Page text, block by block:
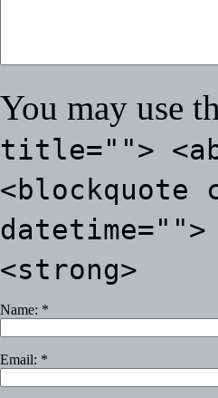
You may use
title="">
<blockquote
<strong>
Name: *
Email: *